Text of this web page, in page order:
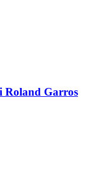
Roland Garros